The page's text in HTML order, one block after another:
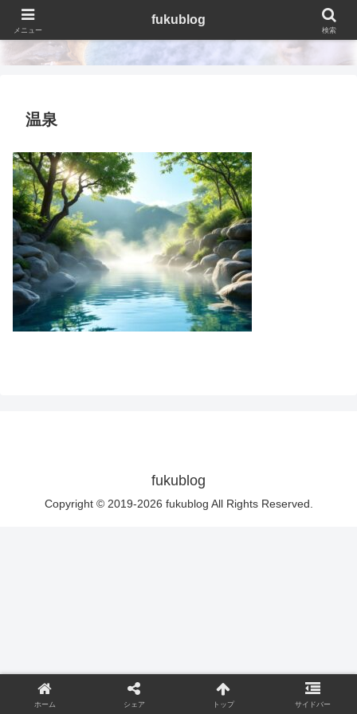
fukublog
温泉
fukublog
Copyright © 2019-2026 fukublog All Rights Reserved.
メニュー
fukublog
検索
ホーム シェア トップ サイドバー